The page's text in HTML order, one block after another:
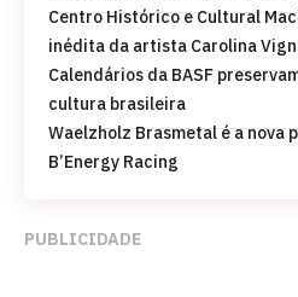
Centro Histórico e Cultural
inédita da artista Carolina
Calendários da BASF
cultura brasileira
Waelzholz Brasmetal é a nova
B’Energy Racing
PUBLICIDADE